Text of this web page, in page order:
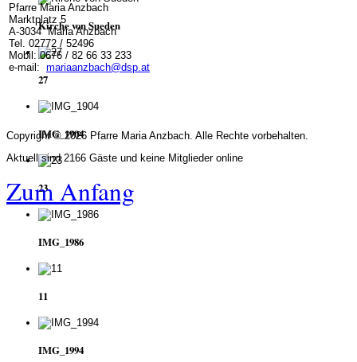
Kirche von Sueden
27
IMG_1904
23
IMG_1986
11
IMG_1994
Pfarre Maria Anzbach
Marktplatz 5
A-3034 Maria Anzbach
Tel. 02772 / 52496
Mobil: 0676 / 82 66 33 233
e-mail: mariaanzbach@dsp.at
Copyright © 2026 Pfarre Maria Anzbach. Alle Rechte vorbehalten.
Aktuell sind 2166 Gäste und keine Mitglieder online
Zum Anfang